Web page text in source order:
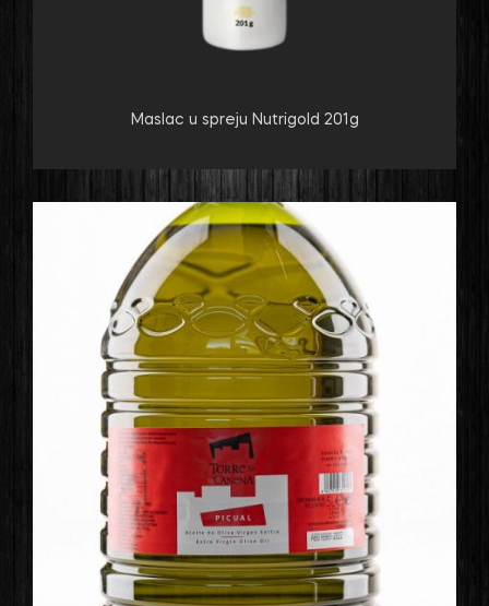
Maslac u spreju Nutrigold 201g